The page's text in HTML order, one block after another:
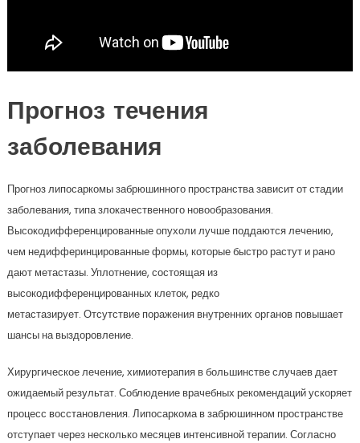
Прогноз течения
заболевания
Прогноз липосаркомы забрюшинного пространства зависит от стадии
заболевания, типа злокачественного новообразования.
Высокодифференцированные опухоли лучше поддаются лечению,
чем недифферинцированные формы, которые быстро растут и рано
дают метастазы. Уплотнение, состоящая из
высокодифференцированных клеток, редко
метастазирует. Отсутствие поражения внутренних органов повышает
шансы на выздоровление.
Хирургическое лечение, химиотерапия в большинстве случаев дает
ожидаемый результат. Соблюдение врачебных рекомендаций ускоряет
процесс восстановления. Липосаркома в забрюшинном пространстве
отступает через несколько месяцев интенсивной терапии. Согласно